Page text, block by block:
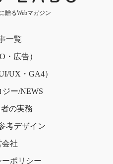
贈るWebマガジン
一覧
・広告）
UX・GA4）
ー/NEWS
の実務
考デザイン
会社
ーポリシー